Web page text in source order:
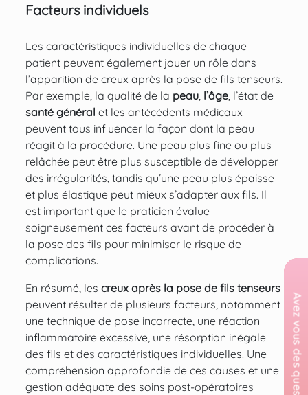
Facteurs individuels
Les caractéristiques individuelles de chaque
patient peuvent également jouer un rôle dans
l’apparition de creux après la pose de fils tenseurs.
Par exemple, la qualité de la peau, l’âge, l’état de
santé général et les antécédents médicaux
peuvent tous influencer la façon dont la peau
réagit à la procédure. Une peau plus fine ou plus
relâchée peut être plus susceptible de développer
des irrégularités, tandis qu’une peau plus épaisse
et plus élastique peut mieux s’adapter aux fils. Il
est important que le praticien évalue
soigneusement ces facteurs avant de procéder à
la pose des fils pour minimiser le risque de
complications.
En résumé, les creux après la pose de fils tenseurs
peuvent résulter de plusieurs facteurs, notamment
une technique de pose incorrecte, une réaction
inflammatoire excessive, une résorption inégale
des fils et des caractéristiques individuelles. Une
compréhension approfondie de ces causes et une
gestion adéquate des soins post-opératoires